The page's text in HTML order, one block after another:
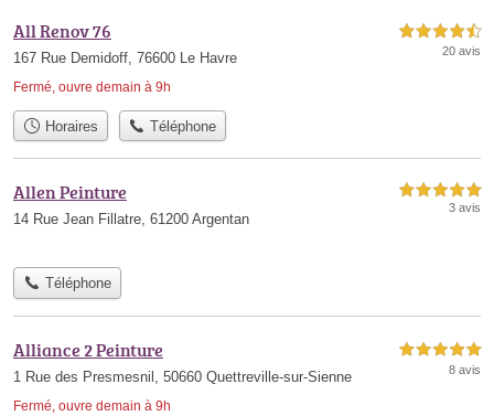
All Renov 76
167 Rue Demidoff, 76600 Le Havre
Fermé, ouvre demain à 9h
4,5 étoiles sur 5
20 avis
Horaires Téléphone
Allen Peinture
14 Rue Jean Fillatre, 61200 Argentan
5,0 étoiles sur 5
3 avis
Téléphone
Alliance 2 Peinture
1 Rue des Presmesnil, 50660 Quettreville-sur-Sienne
Fermé, ouvre demain à 9h
5,0 étoiles sur 5
8 avis